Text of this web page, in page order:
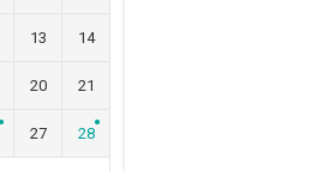
13 14
20 21
27 28